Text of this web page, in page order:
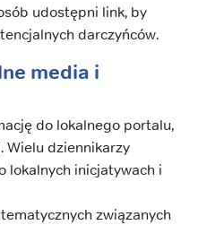
udostępni link, by
darczyńców.
media i
do lokalnego portalu,
Wielu dziennikarzy
lokalnych inicjatywach i
związanych